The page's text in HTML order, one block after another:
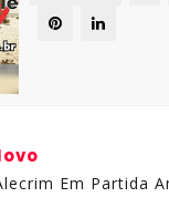
Em Partida